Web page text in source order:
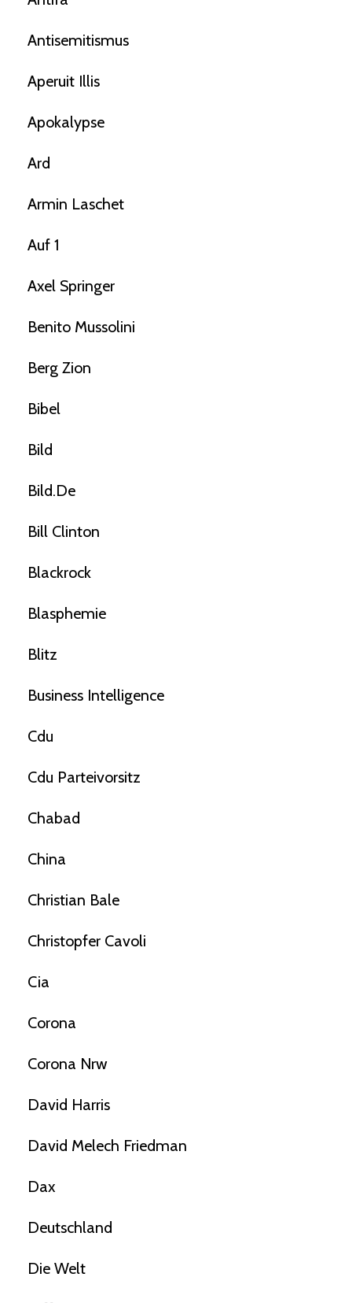
Antisemitismus
Aperuit Illis
Apokalypse
Ard
Armin Laschet
Auf 1
Axel Springer
Benito Mussolini
Berg Zion
Bibel
Bild
Bild.de
Bill Clinton
Blackrock
Blasphemie
Blitz
Business Intelligence
Cdu
Cdu Parteivorsitz
Chabad
China
Christian Bale
Christopfer Cavoli
Cia
Corona
Corona Nrw
David Harris
David Melech Friedman
Dax
Deutschland
Die Welt